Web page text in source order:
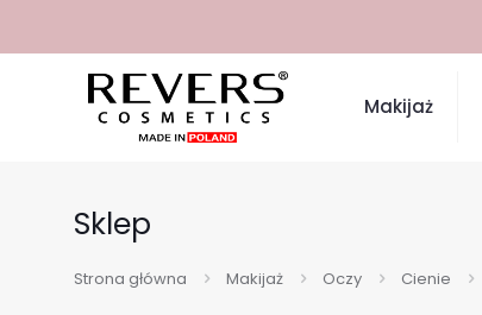
Makijaż
Sklep
Strona główna Makijaż Oczy Cienie